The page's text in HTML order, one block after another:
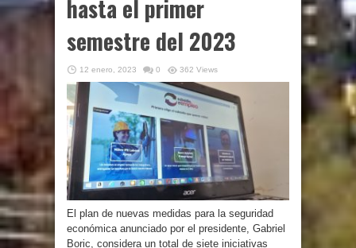
hasta el primer
semestre del 2023
12 enero, 2023 0 362 Views
El plan de nuevas medidas para la seguridad
económica anunciado por el presidente, Gabriel
Boric, considera un total de siete iniciativas